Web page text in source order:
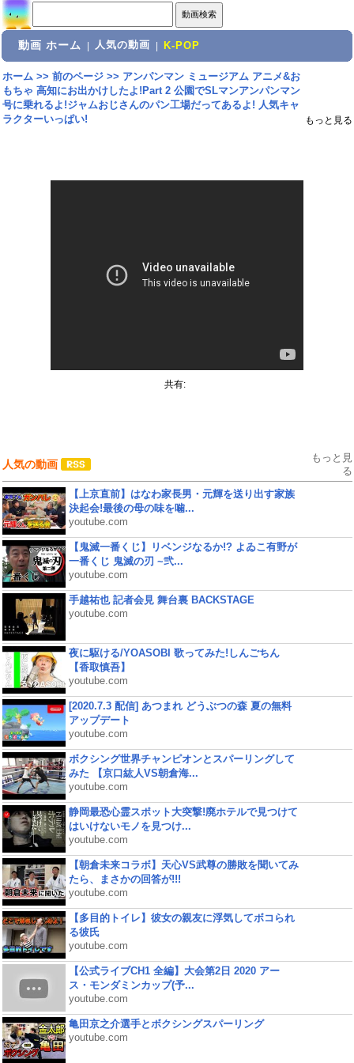
動画 ホーム 人気の動画 K-POP
ホーム>> 前のページ>> アンパンマン ミュージアム アニメ&お
もちゃ 高知にお出かけしたよ!Part 2 公園でSLマンアンパンマン
号に乗れるよ!ジャムおじさんのパン工場だってあるよ! 人気キャ
ラクターいっぱい!
もっと見る
共有:
人気の動画
もっと見
る
【上京直前】はなわ家長男・元輝を送り出す家族
決起会!最後の母の味を噛...
youtube.com
【鬼滅一番くじ】リベンジなるか!? よゐこ有野が
一番くじ 鬼滅の刃 ~弐...
youtube.com
手越祐也 記者会見 舞台裏 BACKSTAGE
youtube.com
夜に駆ける/YOASOBI 歌ってみた!しんごちん
【香取慎吾】
youtube.com
[2020.7.3 配信] あつまれ どうぶつの森 夏の無料
アップデート
youtube.com
ボクシング世界チャンピオンとスパーリングして
みた 【京口紘人VS朝倉海...
youtube.com
静岡最恐心霊スポット大突撃!廃ホテルで見つけて
はいけないモノを見つけ...
youtube.com
【朝倉未来コラボ】天心VS武尊の勝敗を聞いてみ
たら、まさかの回答が!!!
youtube.com
【多目的トイレ】彼女の親友に浮気してボコられ
る彼氏
youtube.com
【公式ライブCH1 全編】大会第2日 2020 アー
ス・モンダミンカップ(予...
youtube.com
亀田京之介選手とボクシングスパーリング
youtube.com